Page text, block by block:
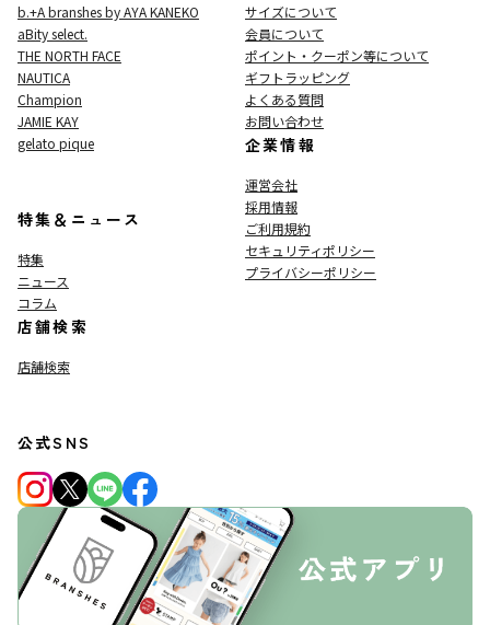
b.+A branshes by AYA KANEKO
aBity select.
THE NORTH FACE
NAUTICA
Champion
JAMIE KAY
gelato pique
特集＆ニュース
特集
ニュース
コラム
店舗検索
店舗検索
サイズについて
会員について
ポイント・クーポン等について
ギフトラッピング
よくある質問
お問い合わせ
企業情報
運営会社
採用情報
ご利用規約
セキュリティポリシー
プライバシーポリシー
公式SNS